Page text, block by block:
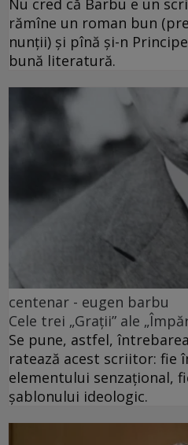
Nu cred că Barbu e un
rămîne un roman bun
nunții) și pînă și-n
bună literatură.
centenar - eugen barbu
Cele trei „Grații” ale
Se pune, astfel,
ratează acest scriitor: fie
elementului senzațional,
șablonului ideologic.